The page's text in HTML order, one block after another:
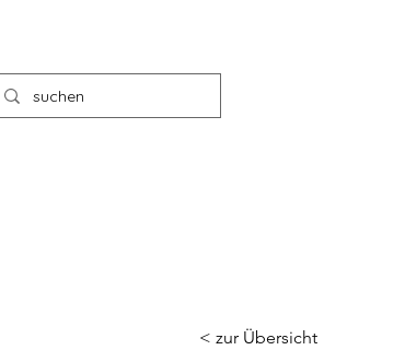
< zur Übersicht